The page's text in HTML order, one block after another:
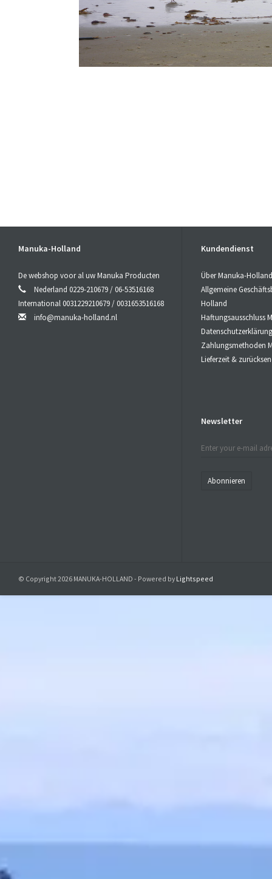
Manuka-Holland
De webshop voor al uw Manuka Producten
Nederland 0229-210679 / 06-53516168
International 0031229210679 / 0031653516168
info@manuka-holland.nl
Kundendienst
Über Manuka-Holland
Allgemeine
Holland
Haftungsausschluss
Zahlungsmethoden
Lieferzeit &
Newsletter
Abonnieren
© Copyright 2026 MANUKA-HOLLAND - Powered by Lightspeed